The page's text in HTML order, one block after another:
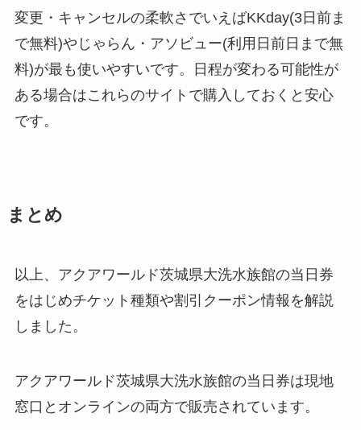
変更・キャンセルの柔軟さでいえばKKday(3日前ま
で無料)やじゃらん・アソビュー(利用日前日まで無
料)が最も使いやすいです。日程が変わる可能性が
ある場合はこれらのサイトで購入しておくと安心
です。
まとめ
以上、アクアワールド茨城県大洗水族館の当日券
をはじめチケット種類や割引クーポン情報を解説
しました。
アクアワールド茨城県大洗水族館の当日券は現地
窓口とオンラインの両方で販売されています。